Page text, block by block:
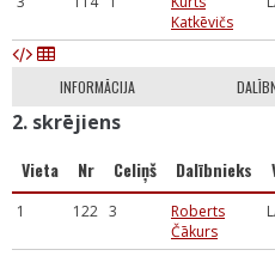
Katkēvičs
INFORMĀCIJA
2. skrējiens
Vieta Nr Celiņš Dalībnieks
1 122 3
Roberts
Čākurs